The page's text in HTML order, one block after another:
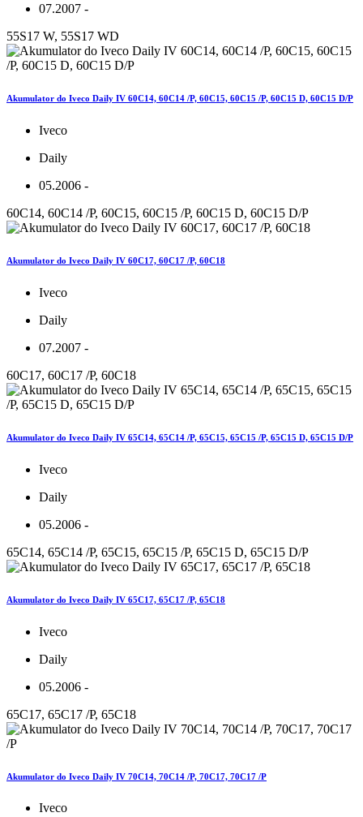
07.2007 -
55S17 W, 55S17 WD
Akumulator do Iveco Daily IV 60C14, 60C14 /P, 60C15, 60C15 /P, 60C15 D, 60C15 D/P
Iveco
Daily
05.2006 -
60C14, 60C14 /P, 60C15, 60C15 /P, 60C15 D, 60C15 D/P
Akumulator do Iveco Daily IV 60C17, 60C17 /P, 60C18
Iveco
Daily
07.2007 -
60C17, 60C17 /P, 60C18
Akumulator do Iveco Daily IV 65C14, 65C14 /P, 65C15, 65C15 /P, 65C15 D, 65C15 D/P
Iveco
Daily
05.2006 -
65C14, 65C14 /P, 65C15, 65C15 /P, 65C15 D, 65C15 D/P
Akumulator do Iveco Daily IV 65C17, 65C17 /P, 65C18
Iveco
Daily
05.2006 -
65C17, 65C17 /P, 65C18
Akumulator do Iveco Daily IV 70C14, 70C14 /P, 70C17, 70C17 /P
Iveco